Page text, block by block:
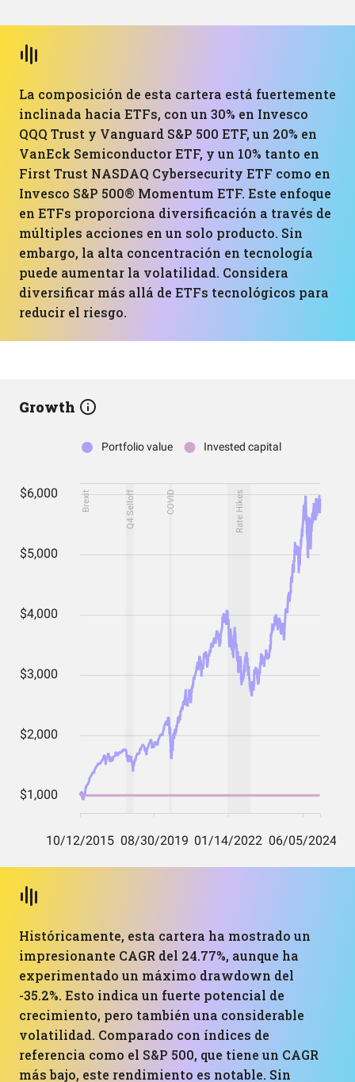
La composición de esta cartera está fuertemente
inclinada hacia ETFs, con un 30% en Invesco
QQQ Trust y Vanguard S&P 500 ETF, un 20% en
VanEck Semiconductor ETF, y un 10% tanto en
First Trust NASDAQ Cybersecurity ETF como en
Invesco S&P 500® Momentum ETF. Este enfoque
en ETFs proporciona diversificación a través de
múltiples acciones en un solo producto. Sin
embargo, la alta concentración en tecnología
puede aumentar la volatilidad. Considera
diversificar más allá de ETFs tecnológicos para
reducir el riesgo.
Growth
Históricamente, esta cartera ha mostrado un
impresionante CAGR del 24.77%, aunque ha
experimentado un máximo drawdown del
-35.2%. Esto indica un fuerte potencial de
crecimiento, pero también una considerable
volatilidad. Comparado con índices de
referencia como el S&P 500, que tiene un CAGR
más bajo, este rendimiento es notable. Sin